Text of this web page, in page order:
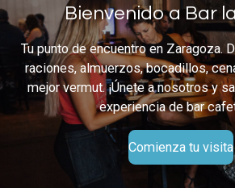
Bienvenido a Bar
Tu punto de encuentro en Zaragoza.
raciones, almuerzos, bocadillos,
mejor vermut. ¡Únete a nosotros y
experiencia de bar
Comienza tu visita